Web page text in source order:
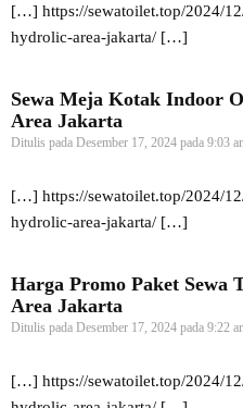
[…] https://sewatoilet.top/2024/
hydrolic-area-jakarta/ […]
Sewa Meja Kotak Indoor
Area Jakarta
Ditulis pada Desember 17, 2024 pada 9:03
[…] https://sewatoilet.top/2024/
hydrolic-area-jakarta/ […]
Harga Promo Paket Sewa
Area Jakarta
Ditulis pada Desember 17, 2024 pada 9:22
[…] https://sewatoilet.top/2024/